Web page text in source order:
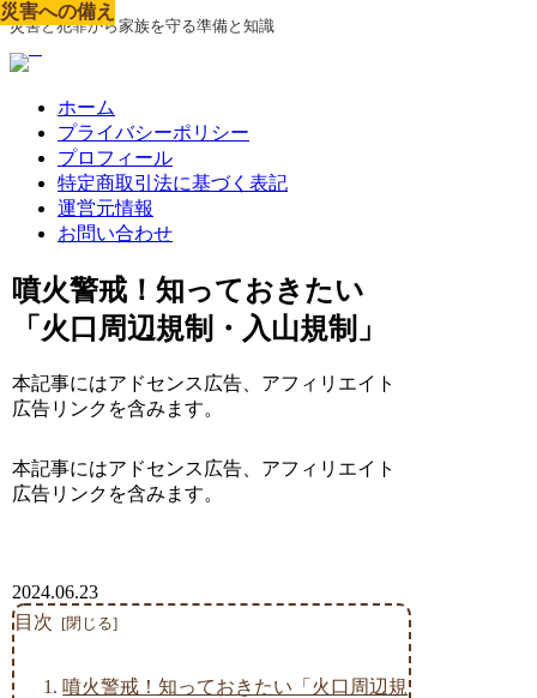
災害と犯罪から家族を守る準備と知識
ホーム
プライバシーポリシー
プロフィール
特定商取引法に基づく表記
運営元情報
お問い合わせ
噴火警戒！知っておきたい
「火口周辺規制・入山規制」
本記事にはアドセンス広告、アフィリエイト
広告リンクを含みます。
本記事にはアドセンス広告、アフィリエイト
広告リンクを含みます。
災害への備え
2024.06.23
目次
噴火警戒！知っておきたい「火口周辺規
災害への備え
災害への備え
災害への備え
災害への備え
災害への備え
災害への備え
災害への備え
災害への備え